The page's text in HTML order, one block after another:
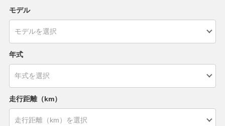
モデル
年式
走行距離（km）